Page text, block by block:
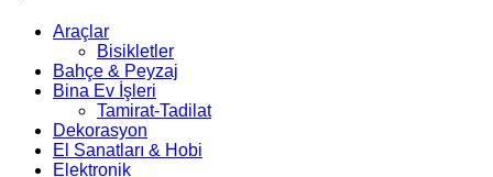
Araçlar
Bisikletler
Bahçe & Peyzaj
Bina Ev İşleri
Tamirat-Tadilat
Dekorasyon
El Sanatları & Hobi
Elektronik